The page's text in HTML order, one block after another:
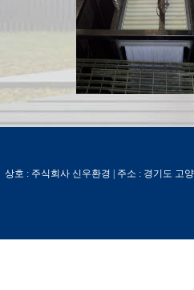
상호 : 주식회사 신우환경 | 주소 : 경기도 고